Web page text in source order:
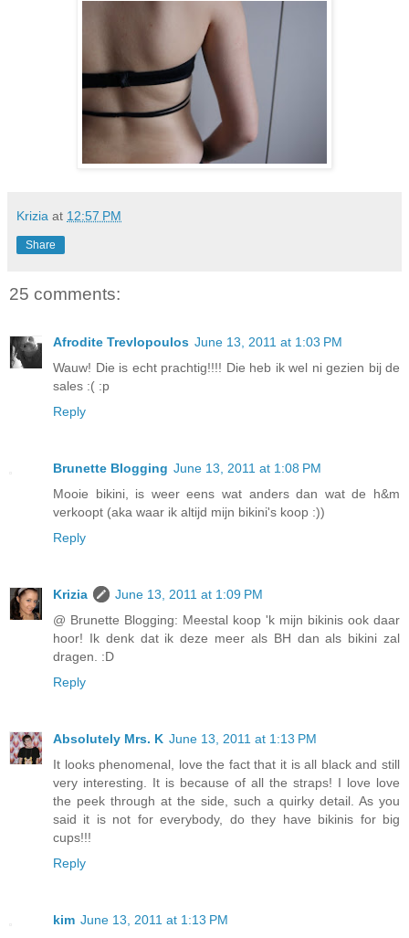
Krizia at 12:57 PM
Share
25 comments:
Afrodite Trevlopoulos June 13, 2011 at 1:03 PM
Wauw! Die is echt prachtig!!!! Die heb ik wel ni gezien bij de
sales :( :p
Reply
Brunette Blogging June 13, 2011 at 1:08 PM
Mooie bikini, is weer eens wat anders dan wat de h&m
verkoopt (aka waar ik altijd mijn bikini's koop :))
Reply
Krizia
June 13, 2011 at 1:09 PM
@ Brunette Blogging: Meestal koop 'k mijn bikinis ook daar
hoor! Ik denk dat ik deze meer als BH dan als bikini zal
dragen. :D
Reply
Absolutely Mrs. K June 13, 2011 at 1:13 PM
It looks phenomenal, love the fact that it is all black and still
very interesting. It is because of all the straps! I love love
the peek through at the side, such a quirky detail. As you
said it is not for everybody, do they have bikinis for big
cups!!!
Reply
kim June 13, 2011 at 1:13 PM